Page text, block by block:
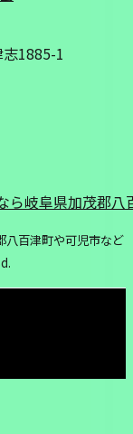
1885-1
ら岐阜県加茂郡
百津町や可児市など